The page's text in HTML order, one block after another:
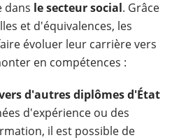
dans lesecteur social. Grâce
et d'équivalences, les
évoluer leur carrière vers
en compétences :
d'autres diplômes d'État
d'expérience ou des
il est possible de